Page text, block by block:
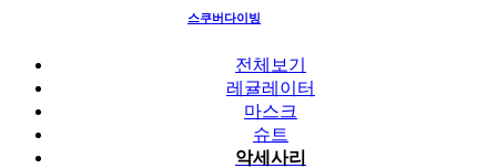
스쿠버다이빙
전체보기
레귤레이터
마스크
슈트
악세사리